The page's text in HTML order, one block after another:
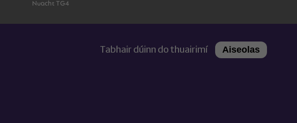
Nuacht TG4
Tabhair dúinn do thuairimí Aiseolas